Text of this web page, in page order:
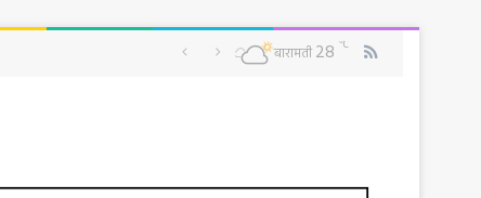
बारामती 28 ℃ RSS